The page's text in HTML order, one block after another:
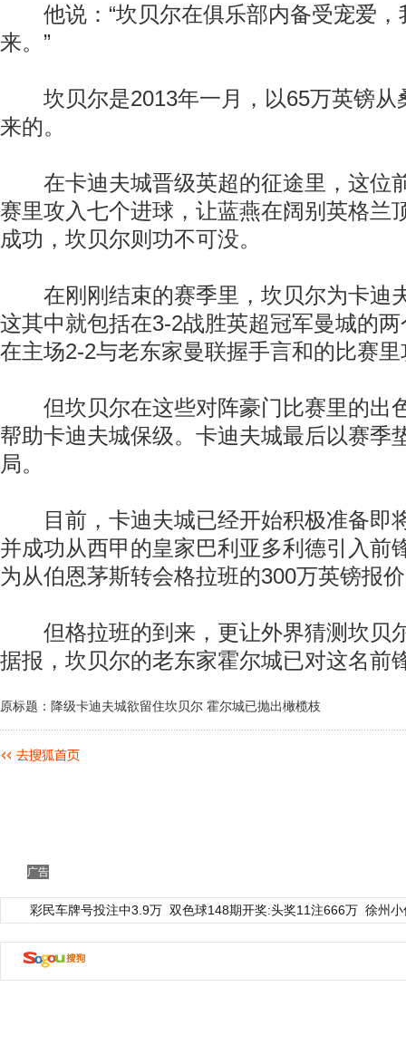
他说：“坎贝尔在俱乐部内备受宠爱，
来。”
坎贝尔是2013年一月，以65万英镑从
来的。
在卡迪夫城晋级英超的征途里，这位
赛里攻入七个进球，让蓝燕在阔别英格兰
成功，坎贝尔则功不可没。
在刚刚结束的赛季里，坎贝尔为卡迪
这其中就包括在3-2战胜英超冠军曼城的
在主场2-2与老东家曼联握手言和的比赛
但坎贝尔在这些对阵豪门比赛里的出
帮助卡迪夫城保级。卡迪夫城最后以赛季
局。
目前，卡迪夫城已经开始积极准备即
并成功从西甲的皇家巴利亚多利德引入前
为从伯恩茅斯转会格拉班的300万英镑报
但格拉班的到来，更让外界猜测坎贝
据报，坎贝尔的老东家霍尔城已对这名前
原标题：降级卡迪夫城欲留住坎贝尔 霍尔城已抛出橄榄枝
广告
彩民车牌号投注中3.9万 双色球148期开奖:头奖11注666万 徐州